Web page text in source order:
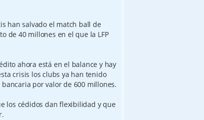
han salvado el match ball de
de 40 millones en el que la LFP
ahora está en el balance y hay
crisis los clubs ya han tenido
por valor de 600 millones.
los cédidos dan flexibilidad y que